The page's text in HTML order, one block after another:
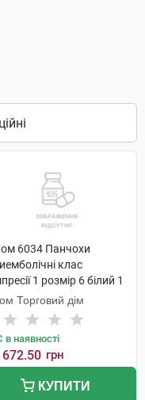
6034 Панчохи
клас
1 розмір 6 білий 1
Торговий дім
в наявності
672.50 грн
КУПИТИ